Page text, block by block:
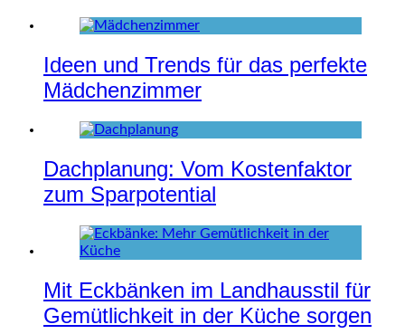
Ideen und Trends für das perfekte
Mädchenzimmer
Dachplanung: Vom Kostenfaktor
zum Sparpotential
Mit Eckbänken im Landhausstil für
Gemütlichkeit in der Küche sorgen